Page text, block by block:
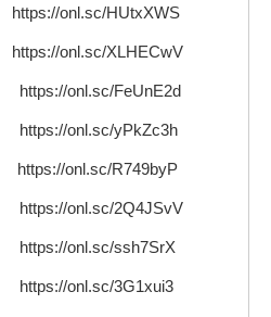
onl.sc/HUtxXWS
onl.sc/XLHECwV
onl.sc/FeUnE2d
onl.sc/yPkZc3h
https://onl.sc/R749byP
onl.sc/2Q4JSvV
onl.sc/ssh7SrX
onl.sc/3G1xui3